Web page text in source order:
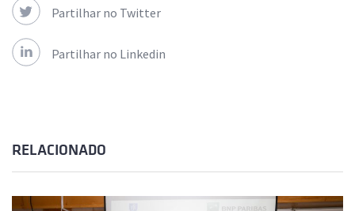
Partilhar no Twitter
Partilhar no Linkedin
RELACIONADO